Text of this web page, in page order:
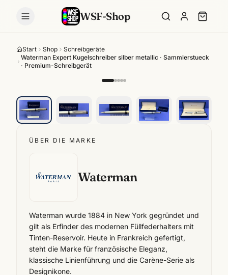
WSF-Shop
Start Shop
Schreibgeräte
Waterman Expert Kugelschreiber silber metallic · Sammlerstueck
· Premium-Schreibgerät
ÜBER DIE MARKE
Waterman
Waterman wurde 1884 in New York gegründet und
gilt als Erfinder des modernen Füllfederhalters mit
Tinten-Reservoir. Heute in Frankreich gefertigt,
steht die Marke für französische Eleganz,
klassische Linienführung und die Carène-Serie als
Designikone.